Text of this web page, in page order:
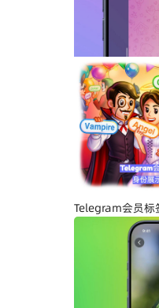
Telegram关闭
天隐私与内容保
Telegram会员标
示与社区管理更